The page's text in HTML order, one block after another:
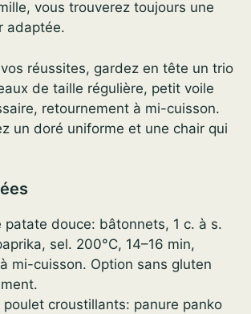
vous trouverez toujours une
adaptée.
réussites, gardez en tête un trio
de taille régulière, petit voile
retournement à mi-cuisson.
un doré uniforme et une chair qui
patate douce: bâtonnets, 1 c. à s.
sel. 200°C, 14–16 min,
mi-cuisson. Option sans gluten
poulet croustillants: panure panko